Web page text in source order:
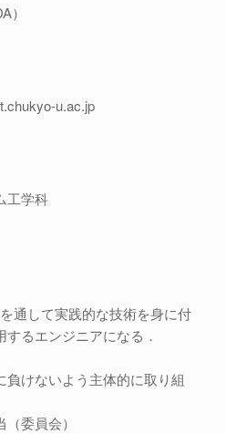
）
u.ac.jp
工学科
通して実践的な技術を身に付
するエンジニアになる．
負けないよう主体的に取り組
委員会）